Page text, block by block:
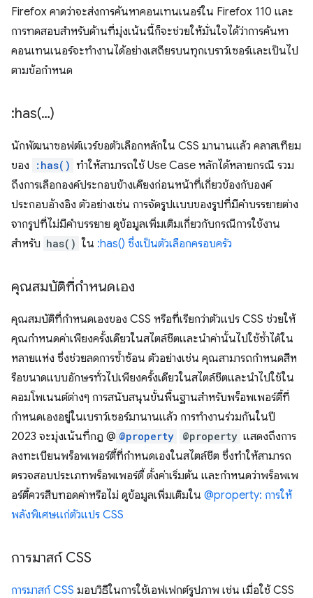
Firefox คาดว่าจะส่งการค้นหาคอนเทนเนอร์ใน Firefox 110 และ
การทดสอบสำหรับด้านที่มุ่งเน้นนี้ก็จะช่วยให้มั่นใจได้ว่าการค้นหา
คอนเทนเนอร์จะทำงานได้อย่างเสถียรบนทุกเบราว์เซอร์และเป็นไป
ตามข้อกำหนด
:has(…)
นักพัฒนาซอฟต์แวร์ขอตัวเลือกหลักใน CSS มานานแล้ว คลาสเทียม
ของ
:has() ทำให้สามารถใช้ Use Case หลักได้หลายกรณี รวม
ถึงการเลือกองค์ประกอบข้างเคียงก่อนหน้าที่เกี่ยวข้องกับองค์
ประกอบอ้างอิง ตัวอย่างเช่น การจัดรูปแบบของรูปที่มีคำบรรยายต่าง
จากรูปที่ไม่มีคำบรรยาย ดูข้อมูลเพิ่มเติมเกี่ยวกับกรณีการใช้งาน
สำหรับ has() ใน :has() ซึ่งเป็นตัวเลือกครอบครัว
คุณสมบัติที่กำหนดเอง
คุณสมบัติที่กำหนดเองของ CSS หรือที่เรียกว่าตัวแปร CSS ช่วยให้
คุณกำหนดค่าเพียงครั้งเดียวในสไตล์ชีตและนำค่านั้นไปใช้ซ้ำได้ใน
หลายแห่ง ซึ่งช่วยลดการซ้ำซ้อน ตัวอย่างเช่น คุณสามารถกำหนดสีห
รือขนาดแบบอักษรทั่วไปเพียงครั้งเดียวในสไตล์ชีตและนำไปใช้ใน
คอมโพเนนต์ต่างๆ การสนับสนุนขั้นพื้นฐานสำหรับพร็อพเพอร์ตี้ที่
กำหนดเองอยู่ในเบราว์เซอร์มานานแล้ว การทำงานร่วมกันในปี
2023 จะมุ่งเน้นที่กฎ @ @property @property แสดงถึงการ
ลงทะเบียนพร็อพเพอร์ตี้ที่กำหนดเองในสไตล์ชีต ซึ่งทำให้สามารถ
ตรวจสอบประเภทพร็อพเพอร์ตี้ ตั้งค่าเริ่มต้น และกำหนดว่าพร็อพเพ
อร์ตี้ควรสืบทอดค่าหรือไม่ ดูข้อมูลเพิ่มเติมใน @property: การให้
พลังพิเศษแก่ตัวแปร CSS
การมาสก์ CSS
การมาสก์ CSS มอบวิธีในการใช้เอฟเฟกต์รูปภาพ เช่น เมื่อใช้ CSS